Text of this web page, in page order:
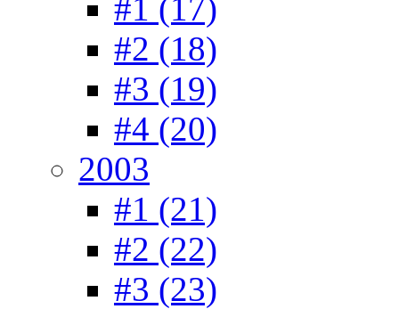
#1 (17)
#2 (18)
#3 (19)
#4 (20)
2003
#1 (21)
#2 (22)
#3 (23)